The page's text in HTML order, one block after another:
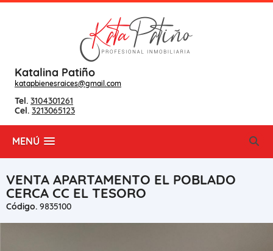
Katalina Patiño
katapbienesraices@gmail.com
Tel. 3104301261
Cel. 3213065123
MENÚ
VENTA APARTAMENTO EL POBLADO
CERCA CC EL TESORO
Código. 9835100